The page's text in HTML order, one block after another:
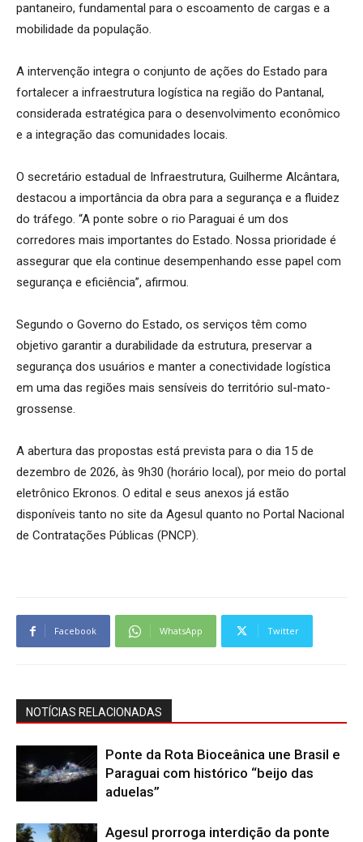
pantaneiro, fundamental para o escoamento de cargas e a
mobilidade da população.
A intervenção integra o conjunto de ações do Estado para
fortalecer a infraestrutura logística na região do Pantanal,
considerada estratégica para o desenvolvimento econômico
e a integração das comunidades locais.
O secretário estadual de Infraestrutura, Guilherme Alcântara,
destacou a importância da obra para a segurança e a fluidez
do tráfego. “A ponte sobre o rio Paraguai é um dos
corredores mais importantes do Estado. Nossa prioridade é
assegurar que ela continue desempenhando esse papel com
segurança e eficiência”, afirmou.
Segundo o Governo do Estado, os serviços têm como
objetivo garantir a durabilidade da estrutura, preservar a
segurança dos usuários e manter a conectividade logística
em uma das regiões mais sensíveis do território sul-mato-
grossense.
A abertura das propostas está prevista para o dia 15 de
dezembro de 2026, às 9h30 (horário local), por meio do portal
eletrônico Ekronos. O edital e seus anexos já estão
disponíveis tanto no site da Agesul quanto no Portal Nacional
de Contratações Públicas (PNCP).
Facebook WhatsApp Twitter
NOTÍCIAS RELACIONADAS
Ponte da Rota Bioceânica une Brasil e
Paraguai com histórico “beijo das
aduelas”
Agesul prorroga interdição da ponte